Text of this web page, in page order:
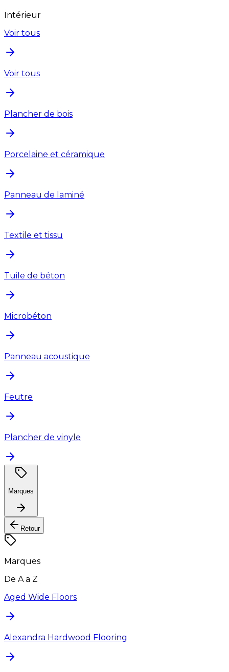
Intérieur
Voir tous
Voir tous
Plancher de bois
Porcelaine et céramique
Panneau de laminé
Textile et tissu
Tuile de béton
Microbéton
Panneau acoustique
Feutre
Plancher de vinyle
Marques
Retour
Marques
De A a Z
Aged Wide Floors
Alexandra Hardwood Flooring